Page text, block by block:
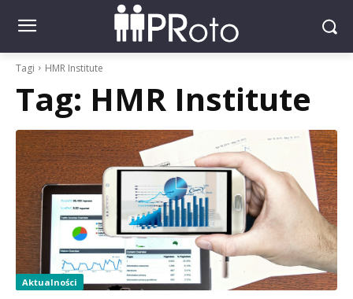
Tagi HMR Institute
Tag: HMR Institute
Aktualności